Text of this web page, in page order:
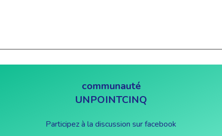
communauté
UNPOINTCINQ
Participez à la discussion sur facebook